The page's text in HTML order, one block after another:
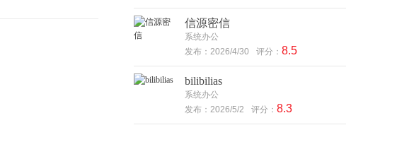
信源密信
系统办公
发布：2026/4/30
评分： 8.5
bilibilias
系统办公
发布：2026/5/2
评分： 8.3